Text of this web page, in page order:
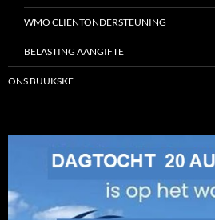
WMO CLIËNTONDERSTEUNING
BELASTING AANGIFTE
ONS BUUKSKE